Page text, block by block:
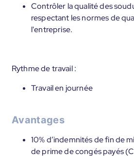
Contrôler la qualité des
respectant les normes de
l'entreprise.
Rythme de travail :
Travail en journée
Avantages
10% d’indemnités de fin de
de prime de congés payés